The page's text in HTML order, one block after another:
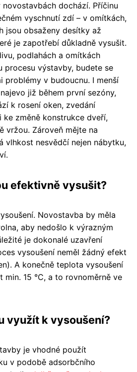
dochází. Příčinu
vyschnutí zdí – v omítkách,
jsou obsaženy desítky až
je zapotřebí důkladně vysušit.
podlahách a omítkách
procesu výstavby, budete se
problémy v budoucnu. I menší
již během první sezóny,
k rosení oken, zvedání
změně konstrukce dveří,
vržou. Zároveň mějte na
vlhkost nesvědčí nejen nábytku,
efektivně vysušit?
Novostavba by měla
aby nedošlo k výrazným
je dokonalé uzavření
vysoušení neměl žádný efekt
A konečně teplota vysoušení
min. 15 °C, a to rovnoměrně ve
využít k vysoušení?
je vhodné použít
v podobě adsorbčního